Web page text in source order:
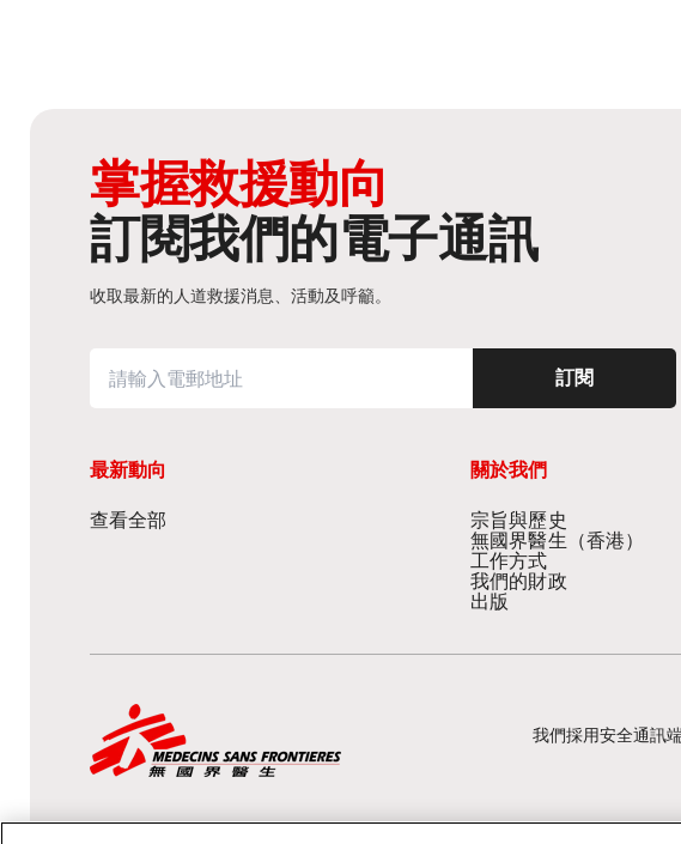
掌握救援動向
訂閱我們的電子通訊
收取最新的人道救援消息、活動及呼籲。
訂閱
最新動向
查看全部
關於我們
宗旨與歷史​
無國界醫生（香港）​
工作方式
我們的財政
出版
我們採用安全通訊